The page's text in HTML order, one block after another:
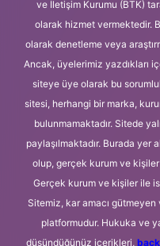
ve İletişim Kurumu (BTK)
olarak hizmet vermektedir.
olarak denetleme veya
Ancak, üyelerimiz yazdıkları
siteye üye olarak bu
sitesi, herhangi bir marka,
bulunmamaktadır. Sitede
paylaşılmaktadır. Burada yer
olup, gerçek kurum ve kişiler
Gerçek kurum ve kişiler ile
Sitemiz, kar amacı
platformudur. Hukuka ve
düşündüğünüz içerikleri,